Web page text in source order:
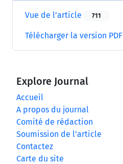
Vue de l’article 711
Télécharger la version PDF
Explore Journal
Accueil
A propos du journal
Comité de rédaction
Soumission de l’article
Contactez
Carte du site